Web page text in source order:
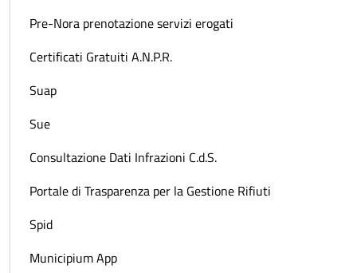
Pre-Nora prenotazione servizi erogati
Certificati Gratuiti A.N.P.R.
Suap
Sue
Consultazione Dati Infrazioni C.d.S.
Portale di Trasparenza per la Gestione Rifiuti
Spid
Municipium App